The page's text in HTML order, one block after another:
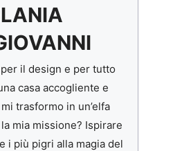
il design e per tutto
casa accogliente e
trasformo in un’elfa
mia missione? Ispirare
i più pigri alla magia del